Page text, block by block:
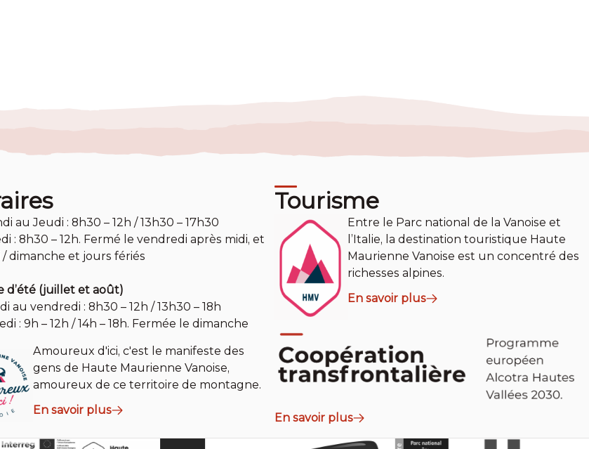
au Jeudi : 8h30 – 12h / 13h30 – 17h30
: 8h30 – 12h. Fermé le vendredi après midi, et
/ dimanche et jours fériés
d’été (juillet et août)
au vendredi : 8h30 – 12h / 13h30 – 18h
: 9h – 12h / 14h – 18h. Fermée le dimanche
Amoureux d'ici, c'est le manifeste des
gens de Haute Maurienne Vanoise,
amoureux de ce territoire de montagne.
En savoir plus
Tourisme
Entre le Parc national de la Vanoise et
l’Italie, la destination touristique Haute
Maurienne Vanoise est un concentré des
richesses alpines.
En savoir plus
En savoir plus